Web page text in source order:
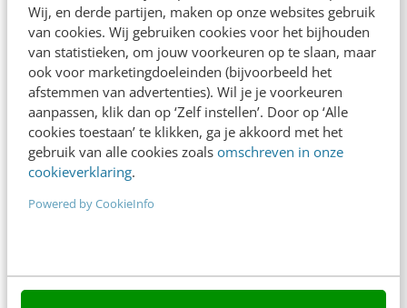
Wij, en derde partijen, maken op onze websites gebruik
van cookies. Wij gebruiken cookies voor het bijhouden
van statistieken, om jouw voorkeuren op te slaan, maar
ook voor marketingdoeleinden (bijvoorbeeld het
afstemmen van advertenties). Wil je je voorkeuren
aanpassen, klik dan op ‘Zelf instellen’. Door op ‘Alle
cookies toestaan’ te klikken, ga je akkoord met het
gebruik van alle cookies zoals omschreven in onze
cookieverklaring.
Powered by CookieInfo
Nieuwsbrieven
Over ons
Ons team
Werken bij
Whitepapers
Blog